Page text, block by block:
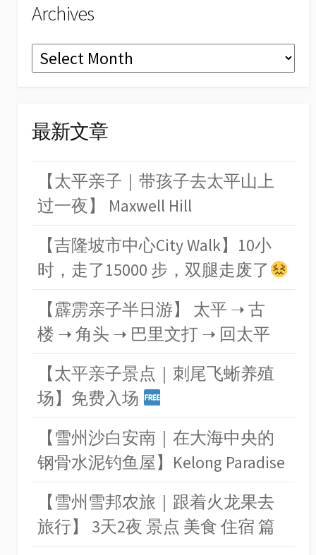
Archives
Archives
最新文章
【太平亲子｜带孩子去太平山上
过一夜】 Maxwell Hill
【吉隆坡市中心City Walk】10小
时，走了15000 步，双腿走废了
【霹雳亲子半日游】 太平 ➝ 古
楼 ➝ 角头 ➝ 巴里文打 ➝ 回太平
【太平亲子景点｜刺尾飞蜥养殖
场】免费入场
【雪州沙白安南｜在大海中央的
钢骨水泥钓鱼屋】Kelong Paradise
【雪州雪邦农旅｜跟着火龙果去
旅行】 3天2夜 景点 美食 住宿 篇